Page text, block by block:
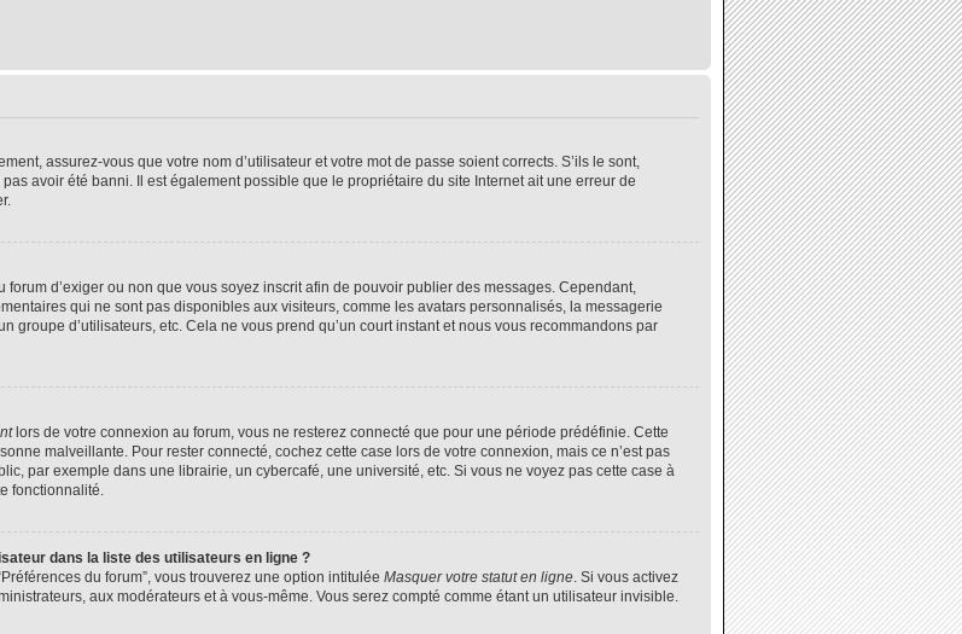
assurez-vous que votre nom d’utilisateur et votre mot de passe soient corrects. S’ils le sont,
avoir été banni. Il est également possible que le propriétaire du site Internet ait une erreur de
d’exiger ou non que vous soyez inscrit afin de pouvoir publier des messages. Cependant,
qui ne sont pas disponibles aux visiteurs, comme les avatars personnalisés, la messagerie
groupe d’utilisateurs, etc. Cela ne vous prend qu’un court instant et nous vous recommandons par
lors de votre connexion au forum, vous ne resterez connecté que pour une période prédéfinie. Cette
malveillante. Pour rester connecté, cochez cette case lors de votre connexion, mais ce n’est pas
par exemple dans une librairie, un cybercafé, une université, etc. Si vous ne voyez pas cette case à
fonctionnalité.
dans la liste des utilisateurs en ligne ?
du forum”, vous trouverez une option intitulée Masquer votre statut en ligne. Si vous activez
aux modérateurs et à vous-même. Vous serez compté comme étant un utilisateur invisible.